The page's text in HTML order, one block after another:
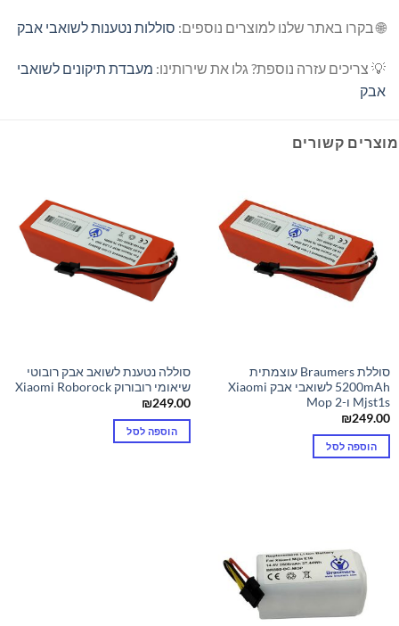
🌐 בקרו באתר שלנו למוצרים נוספים: סוללות נטענות לשואבי אבק
💡 צריכים עזרה נוספת? גלו את שירותינו: מעבדת תיקונים לשואבי
אבק
מוצרים קשורים
סוללת Braumers עוצמתית
5200mAh לשואבי אבק Xiaomi
Mjst1s ו-Mop 2
₪249.00
הוספה לסל
סוללה נטענת לשואב אבק רובוטי
שיאומי רובורוק Xiaomi Roborock
₪249.00
הוספה לסל